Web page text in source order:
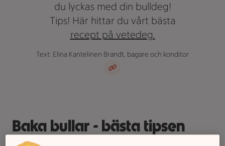
du lyckas med din bulldeg!
Tips! Här hittar du vårt bästa
recept på vetedeg.
Text: Elina Kantelinen Brandt, bagare och konditor
Baka bullar - bästa tipsen